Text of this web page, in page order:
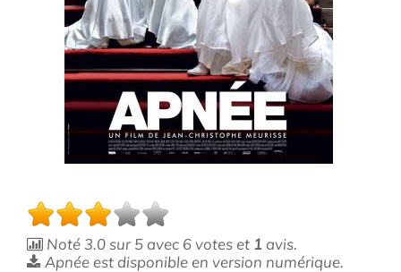
Noté 3.0sur5 avec 6votes et 1 avis.
Apnée est disponible en version numérique.